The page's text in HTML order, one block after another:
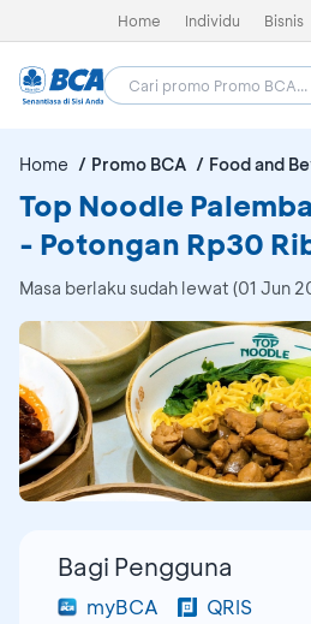
Home Individu Bisnis
Home Promo BCA Food and
Top Noodle
- Potongan Rp30
Masa berlaku sudah lewat (01 Jun
Bagi Pengguna
myBCA
QRIS